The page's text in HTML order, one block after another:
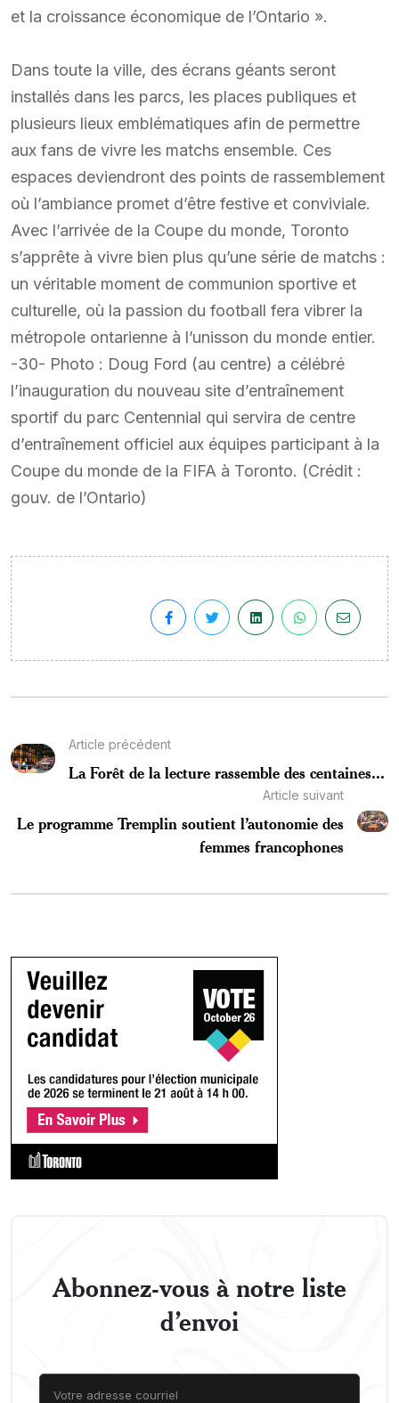
et la croissance économique de l’Ontario ».
Dans toute la ville, des écrans géants seront
installés dans les parcs, les places publiques et
plusieurs lieux emblématiques afin de permettre
aux fans de vivre les matchs ensemble. Ces
espaces deviendront des points de rassemblement
où l’ambiance promet d’être festive et conviviale.
Avec l’arrivée de la Coupe du monde, Toronto
s’apprête à vivre bien plus qu’une série de matchs :
un véritable moment de communion sportive et
culturelle, où la passion du football fera vibrer la
métropole ontarienne à l’unisson du monde entier.
-30- Photo : Doug Ford (au centre) a célébré
l’inauguration du nouveau site d’entraînement
sportif du parc Centennial qui servira de centre
d’entraînement officiel aux équipes participant à la
Coupe du monde de la FIFA à Toronto. (Crédit :
gouv. de l’Ontario)
Article précédent
La Forêt de la lecture rassemble des centaines...
Article suivant
Le programme Tremplin soutient l’autonomie des
femmes francophones
Abonnez-vous à notre liste
d’envoi